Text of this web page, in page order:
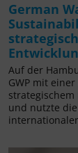
German
Auf der
GWP mit
und nutzte